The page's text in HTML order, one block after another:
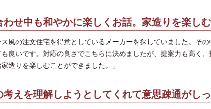
わせ中も和やかに楽しくお話。家造りを楽し
ス風の注文住宅を得意としているメーカーを探していました。そ
も良いです。対応の良さでこちらに決めましたが、提案力も高く
造りを楽しむことができました。」
考えを理解しようとしてくれて意思疎通がしっ